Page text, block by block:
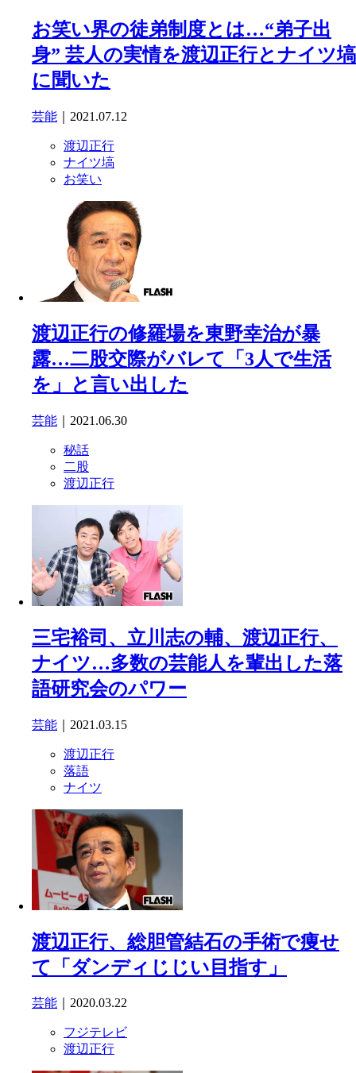
お笑い界の徒弟制度とは…“弟子出
身” 芸人の実情を渡辺正行とナイツ塙
に聞いた
芸能 ｜2021.07.12
渡辺正行
ナイツ塙
お笑い
渡辺正行の修羅場を東野幸治が暴
露…二股交際がバレて「3人で生活
を」と言い出した
芸能 ｜2021.06.30
秘話
二股
渡辺正行
三宅裕司、立川志の輔、渡辺正行、
ナイツ…多数の芸能人を輩出した落
語研究会のパワー
芸能 ｜2021.03.15
渡辺正行
落語
ナイツ
渡辺正行、総胆管結石の手術で痩せ
て「ダンディじじい目指す」
芸能 ｜2020.03.22
フジテレビ
渡辺正行